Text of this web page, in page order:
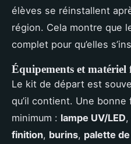
élèves se réinstallent
région. Cela montre que
complet pour qu’elles
Équipements et matériel
Le kit de départ est
qu’il contient. Une
minimum : lampe UV/LED,
finition, burins, palette